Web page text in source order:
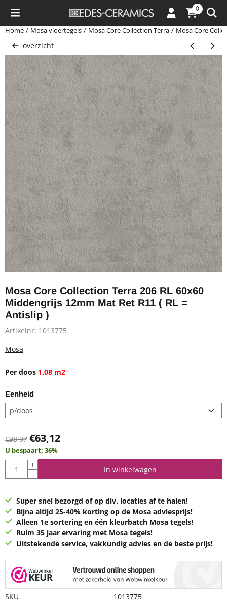
0
Home / Mosa vloertegels / Mosa Core Collection Terra / Mosa Core
overzicht
Mosa Core Collection Terra 206 RL 60x60
Middengrijs 12mm Mat Ret R11 ( RL =
Antislip )
Artikelnr: 1013775
Mosa
Per doos 1.08 m2
Eenheid
€98,07 €63,12
U bespaart: 36%
Aantal
+
-
In winkelwagen
Super snel bezorgd of op div. locaties af te halen!
Bijna altijd 25-40% korting op de Mosa adviesprijs!
Alleen 1e sortering en één kleurbatch Mosa tegels!
Ruim 35 jaar ervaring met Mosa tegels!
Uitstekende service, vakkundig advies en de beste prijs!
SKU 1013775